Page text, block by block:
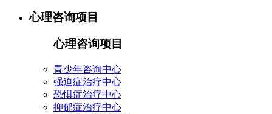
心理咨询项目
心理咨询项目
青少年咨询中心
强迫症治疗中心
恐惧症治疗中心
抑郁症治疗中心